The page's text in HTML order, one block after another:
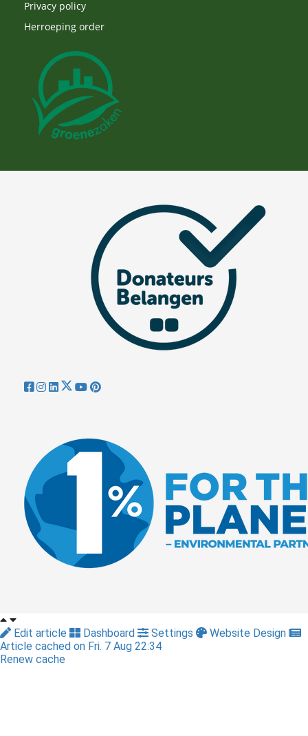
Privacy policy
Herroeping order
Edit article Dashboard Settings
Website Design
Article cached on Fri. 7 Aug 22:34
Renew cache